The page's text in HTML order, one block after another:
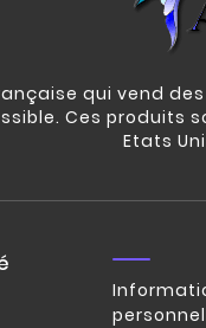
qui vend
Ces produits
Etats